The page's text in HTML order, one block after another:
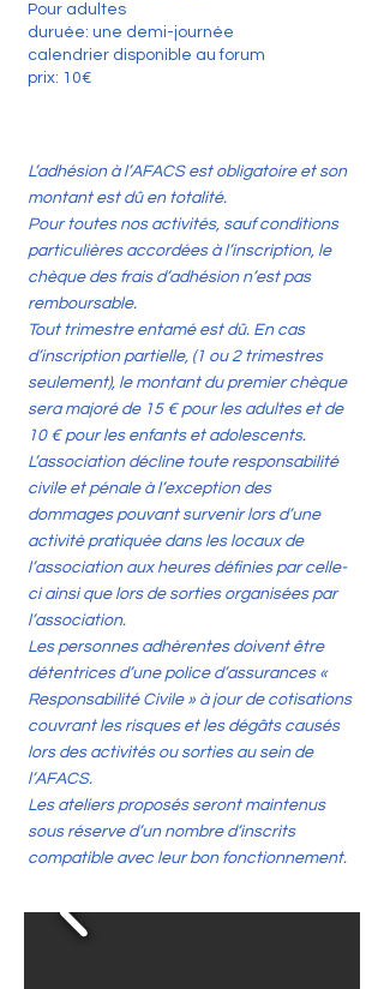
Pour adultes
duruée: une demi-journée
calendrier disponible au forum
prix: 10€
L’adhésion à l’AFACS est obligatoire et son
montant est dû en totalité.
Pour toutes nos activités, sauf conditions
particulières accordées à l’inscription, le
chèque des frais d’adhésion n’est pas
remboursable.
Tout trimestre entamé est dû. En cas
d’inscription partielle, (1 ou 2 trimestres
seulement), le montant du premier chèque
sera majoré de 15 € pour les adultes et de
10 € pour les enfants et adolescents.
L’association décline toute responsabilité
civile et pénale à l’exception des
dommages pouvant survenir lors d’une
activité pratiquée dans les locaux de
l’association aux heures définies par celle-
ci ainsi que lors de sorties organisées par
l’association.
Les personnes adhérentes doivent être
détentrices d’une police d’assurances «
Responsabilité Civile » à jour de cotisations
couvrant les risques et les dégâts causés
lors des activités ou sorties au sein de
l’AFACS.
Les ateliers proposés seront maintenus
sous réserve d’un nombre d’inscrits
compatible avec leur bon fonctionnement.